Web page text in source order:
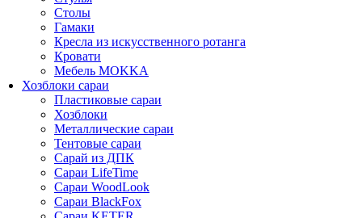
Столы
Гамаки
Кресла из искусственного ротанга
Кровати
Мебель MOKKA
Хозблоки сараи
Пластиковые сараи
Хозблоки
Металлические сараи
Тентовые сараи
Сарай из ДПК
Cараи LifeTime
Cараи WoodLook
Сараи BlackFox